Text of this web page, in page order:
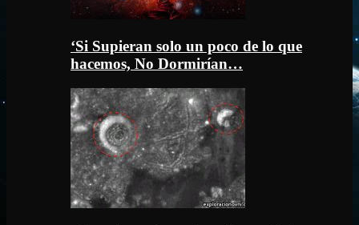
‘Si Supieran solo un poco de lo que
hacemos, No Dormirían…